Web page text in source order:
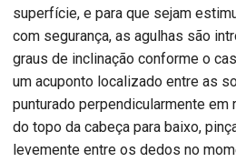
superfície, e para que sejam
com segurança, as agulhas são
graus de inclinação conforme o
um acuponto localizado entre as
punturado perpendicularmente
do topo da cabeça para baixo,
levemente entre os dedos no